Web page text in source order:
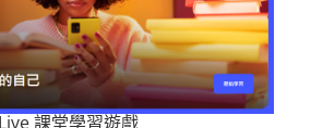
課堂學習遊戲